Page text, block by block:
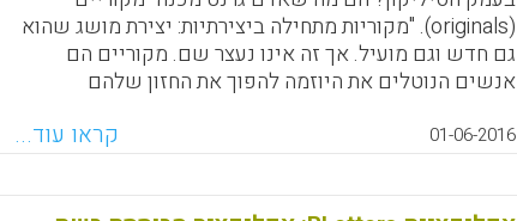
המחקר, בתקצובה ובניווטה.
WhatsApp
Facebook
Email
X
(originals). "מקוריות מתחילה ביצירתיות: יצירת מושג שהוא
גם חדש וגם מועיל. אך זה אינו נעצר שם. מקוריים הם
אנשים הנוטלים את היוזמה להפוך את החזון שלהם
את הרעיונות שלהם ומייעץ כיצד לשלוט בתהליך זה, כולל
כיצד לשלוט בסיכון, לזהות רעיונות מקוריים כשאתה רואה
אותם, להשמיע את קולך, ליצור שותפויות, וכמו הכותרת של
01-06-2016 קראו עוד...